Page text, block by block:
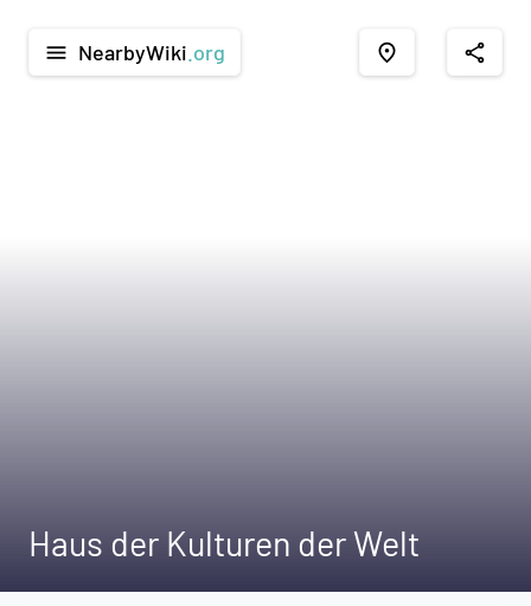
menu NearbyWiki .org place share
Haus der Kulturen der Welt